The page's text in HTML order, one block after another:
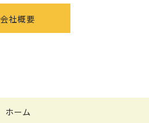
会社概要
ホーム